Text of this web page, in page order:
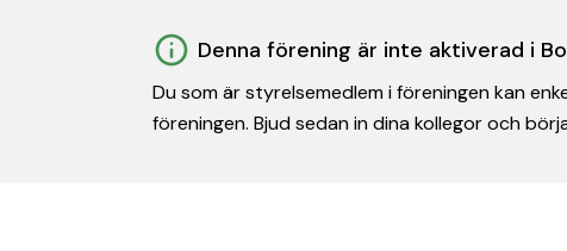
Denna förening är inte aktiverad i
Du som är styrelsemedlem i föreningen kan
föreningen. Bjud sedan in dina kollegor och